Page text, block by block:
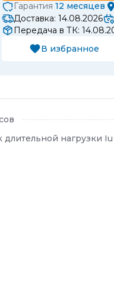
Гарантия 12 месяцев
Доставка: 14.08.2026
Передача в ТК:
В избранное
нагрузки Iu